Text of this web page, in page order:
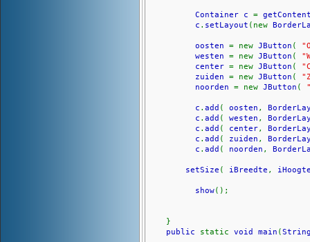
Container c =
c . setLayout (new
oosten = new JButton (
westen = new JButton (
center = new JButton (
zuiden = new JButton (
noorden = new JButton (
c . add ( oosten ,
c . add ( westen ,
c . add ( center,
c . add ( zuiden ,
c . add ( noorden ,
setSize ( iBreedte ,
show();
}
public static void main (